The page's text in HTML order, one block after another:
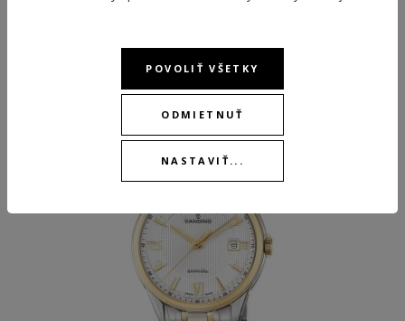
ODPORÚČANÉ PRODUKTY
POVOLIŤ VŠETKY
ODMIETNUŤ
NASTAVIŤ...